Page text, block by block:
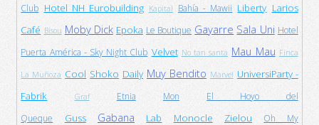
Club Hotel NH Eurobuilding Kapital Bahía - Mawii Liberty Larios
Café Bisou Moby Dick Epoka Le Boutique Gayarre Sala Uni Hotel
Puerta América - Sky Night Club Velvet No tan santa Mau Mau Finca
La Muñoza Cool Shoko Daily Muy Bendito Marvel UniversiParty -
Fabrik
Graf Etnia Mon
El Hoyo del
Queque
Guss Gabana Lab Monocle Zielou
Oh My